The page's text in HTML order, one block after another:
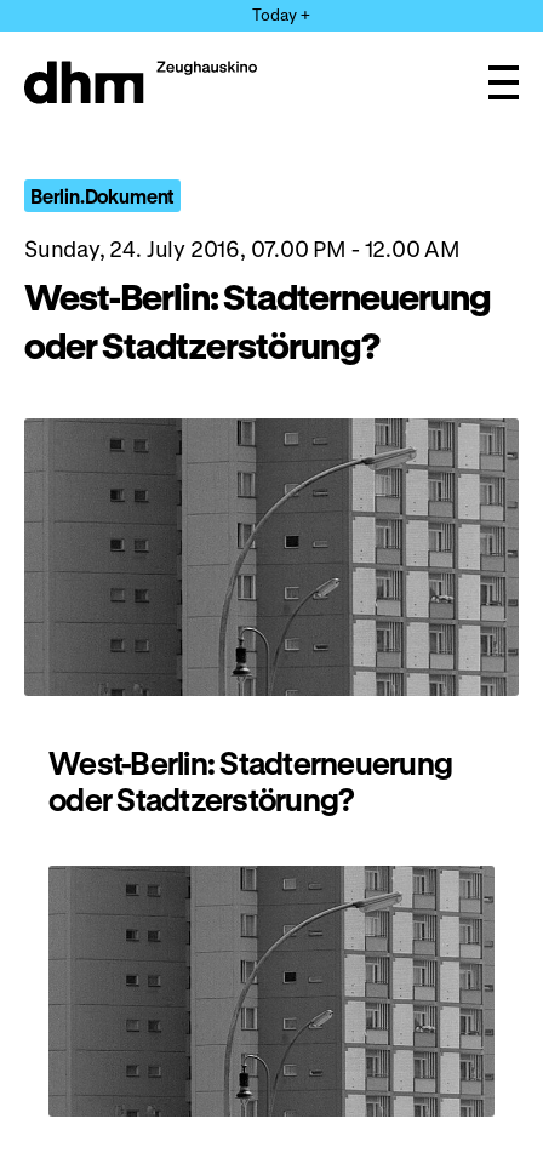
directly
the
Today +
Berlin.Dokument
Sunday, 24. July 2016, 07.00 PM - 12.00 AM
West-Berlin: Stadterneuerung
oder Stadtzerstörung?
West-Berlin: Stadterneuerung
oder Stadtzerstörung?